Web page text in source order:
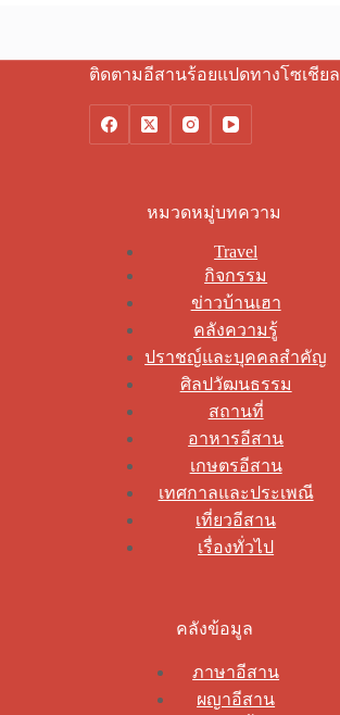
ติดตามอีสานร้อยแปดทางโซเชียล
หมวดหมู่บทความ
Travel
กิจกรรม
ข่าวบ้านเฮา
คลังความรู้
ปราชญ์และบุคคลสำคัญ
ศิลปวัฒนธรรม
สถานที่
อาหารอีสาน
เกษตรอีสาน
เทศกาลและประเพณี
เที่ยวอีสาน
เรื่องทั่วไป
คลังข้อมูล
ภาษาอีสาน
ผญาอีสาน